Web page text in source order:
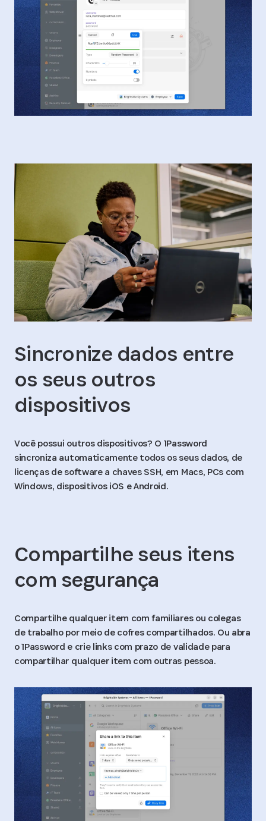
Sincronize dados entre
os seus outros
dispositivos
Você possui outros dispositivos? O 1Password
sincroniza automaticamente todos os seus dados, de
licenças de software a chaves SSH, em Macs, PCs com
Windows, dispositivos iOS e Android.
Compartilhe seus itens
com segurança
Compartilhe qualquer item com familiares ou colegas
de trabalho por meio de cofres compartilhados. Ou abra
o 1Password e crie links com prazo de validade para
compartilhar qualquer item com outras pessoa.